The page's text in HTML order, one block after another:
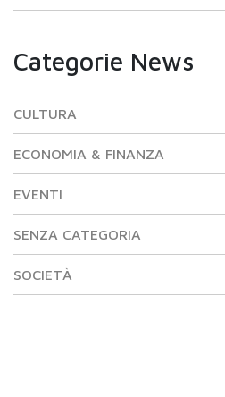
Categorie News
CULTURA
ECONOMIA & FINANZA
EVENTI
SENZA CATEGORIA
SOCIETÀ